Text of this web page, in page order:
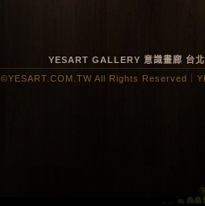
YESART GALLERY 意識畫廊 台
©YESART.COM.TW All Rights Reserved｜